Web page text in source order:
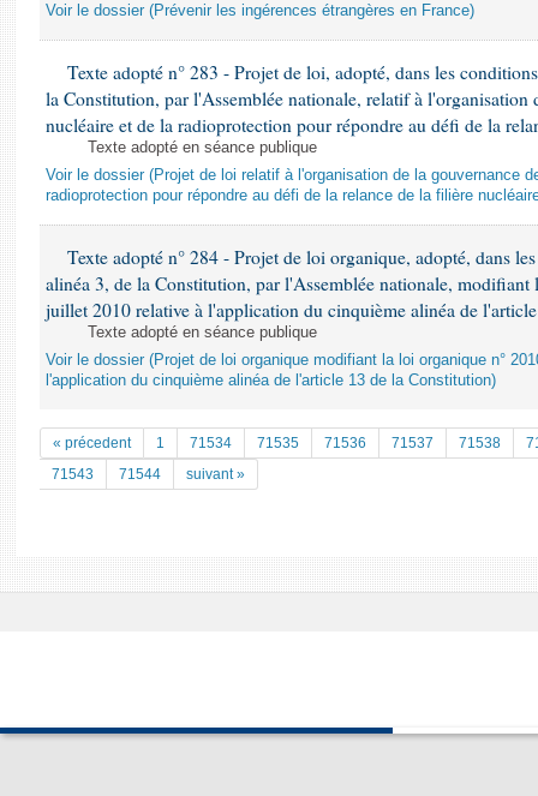
Voir le dossier (Prévenir les ingérences étrangères en France)
Texte adopté n° 283 - Projet de loi, adopté, dans les
la Constitution, par l'Assemblée nationale, relatif à l'organisation
nucléaire et de la radioprotection pour répondre au défi de la
Texte adopté en séance publique
Voir le dossier (Projet de loi relatif à l'organisation de la gouvernance
radioprotection pour répondre au défi de la relance de la filière
Texte adopté n° 284 - Projet de loi organique, adopté, dans
alinéa 3, de la Constitution, par l'Assemblée nationale,
juillet 2010 relative à l'application du cinquième alinéa de
Texte adopté en séance publique
Voir le dossier (Projet de loi organique modifiant la loi organique n°
l'application du cinquième alinéa de l'article 13 de la Constitution)
« précedent 1 71534 71535 71536 71537 71538
71543
71544 suivant »